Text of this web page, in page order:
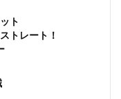
ト
トレート！